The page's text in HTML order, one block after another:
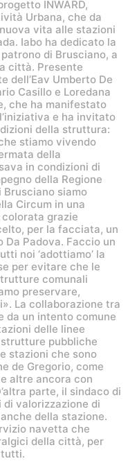
INWARD,
Urbana, che da
vita alle stazioni
Iabo ha dedicato la
di Brusciano, a
città. Presente
dell’Eav Umberto De
Casillo e Loredana
che ha manifestato
e ha invitato
della struttura:
stiamo vivendo
della
in condizioni di
della Regione
Brusciano siamo
Circum in una
grazie
per la facciata, un
Da Padova. Faccio un
noi ‘adottiamo’ la
per evitare che le
comunali
preservare,
La collaborazione tra
da un intento comune
delle linee
pubbliche
stazioni che sono
de Gregorio, come
altre ancora con
parte, il sindaco di
di valorizzazione di
della stazione.
navetta che
della città, per
tutti.